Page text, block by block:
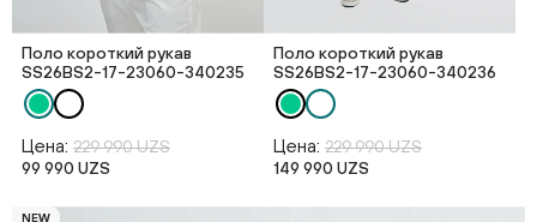
Поло короткий рукав
SS26BS2-17-23060-340235
Цена: 229 990 UZS
99 990 UZS
Поло короткий рукав
SS26BS2-17-23060-340236
Цена: 229 990 UZS
149 990 UZS
NEW